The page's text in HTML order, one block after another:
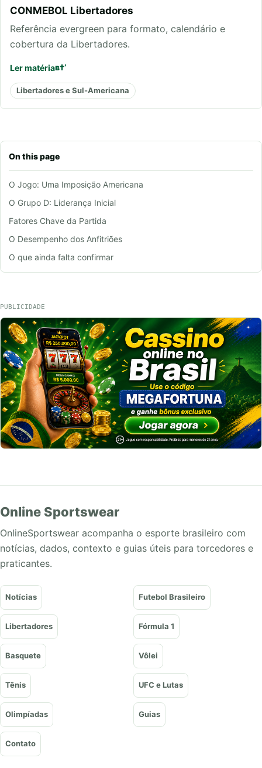
On this page
O Jogo: Uma Imposição Americana
O Grupo D: Liderança Inicial
Fatores Chave da Partida
O Desempenho dos Anfitriões
O que ainda falta confirmar
CONMEBOL Libertadores
Referência evergreen para formato, calendário e
cobertura da Libertadores.
Ler matéria
Libertadores e Sul-Americana
PUBLICIDADE
Online Sportswear
OnlineSportswear acompanha o esporte brasileiro com
notícias, dados, contexto e guias úteis para torcedores e
praticantes.
Notícias Futebol Brasileiro
Libertadores Fórmula 1
Basquete Vôlei
Tênis UFC e Lutas
Olimpíadas Guias
Contato